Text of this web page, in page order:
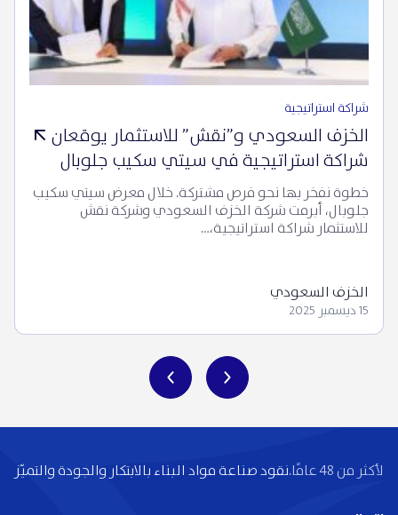
شراكة استراتيجية
الخزف السعودي و”نقش” للاستثمار يوقعان
شراكة استراتيجية في سيتي سكيب جلوبال
خطوة نفخر بها نحو فرص مشتركة. خلال معرض سيتي سكيب
جلوبال، أبرمت شركة الخزف السعودي وشركة نقش
للاستثمار شراكة استراتيجية،…
الخزف السعودي
15 ديسمبر 2025
لأكثر من 48 عامًا. نقود صناعة مواد البناء بالابتكار والجودة والتميّز